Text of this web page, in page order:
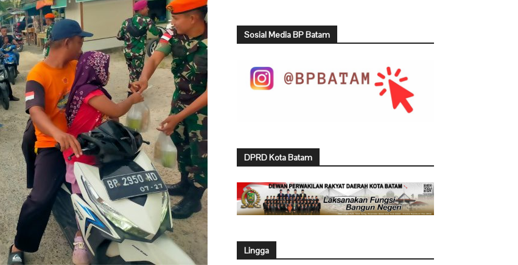
Sosial Media BP Batam
DPRD Kota Batam
Lingga